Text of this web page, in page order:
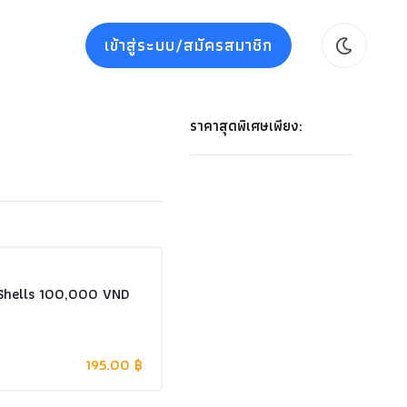
เข้าสู่ระบบ/สมัครสมาชิก
100,000 VND
195.00 ฿
ราคาสุดพิเศษเพียง: